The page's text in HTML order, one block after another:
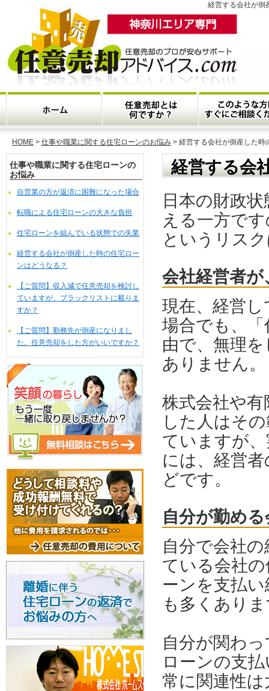
経営する会社が倒
HOME > 仕事や職業に関する住宅ローンのお悩み > 経営する会社が倒産した時
経営する会
日本の財政
える一方で
というリス
会社経営者
現在、経営
場合でも、
由で、無理
ありません。
株式会社や
した人はそ
ていますが
には、経営
どです。
自分が勤め
自分で会社
ている会社
ーンを支払
も多くあり
自分が関わ
ローンの支
常に関連性
仕事や職業に関する住宅ローンの
お悩み
自営業の方が返済に困難になった場合
転職による住宅ローンの大きな負担
住宅ローンを組んでいる状態での失業
経営する会社が倒産した時の住宅ロー
ンはどうなる？
【ご質問】収入減で任意売却を検討し
ていますが、ブラックリストに載りま
すか？
【ご質問】勤務先が倒産になりまし
た。任意売却をした方がいいですか？